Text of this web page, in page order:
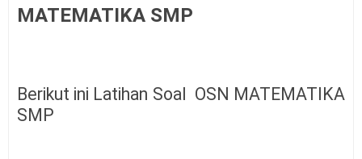
MATEMATIKA SMP
Berikut ini Latihan Soal OSN MATEMATIKA
SMP